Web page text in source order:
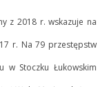
z 2018 r. wskazuje na
r. Na 79 przestępstw
w Stoczku Łukowskim